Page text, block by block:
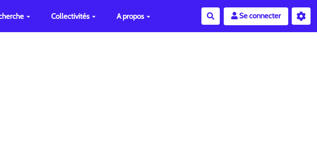
Collectivités A propos RechercherSe connecter